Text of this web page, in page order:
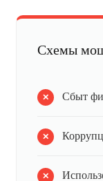
Схемы
Сбыт